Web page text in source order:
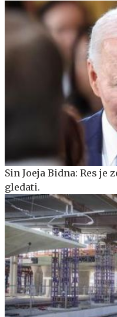
Sin Joeja Bidna: Res je
gledati.